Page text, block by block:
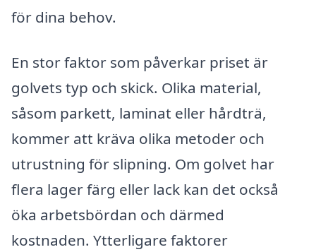
för dina behov.
En stor faktor som påverkar priset är
golvets typ och skick. Olika material,
såsom parkett, laminat eller hårdträ,
kommer att kräva olika metoder och
utrustning för slipning. Om golvet har
flera lager färg eller lack kan det också
öka arbetsbördan och därmed
kostnaden. Ytterligare faktorer